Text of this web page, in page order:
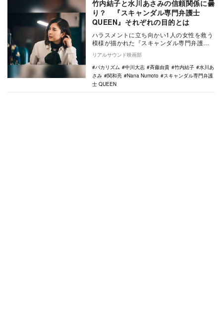
竹内結子と水川あさみの信頼関係に曇
り？ 『スキャンダル専門弁護士
QUEEN』それぞれの目的とは
ハラスメントに立ち向かい1人の女性を救う
模様が描かれた『スキャンダル専門弁護士
QUEEN』（フジテレビ系）第7話。システ
ムエン…
リアルサウンド映画部
バカリズム
中川大志 斉藤由貴 竹内結子
水川あ
さみ
関和亮 Nana Numoto
スキャンダル専門弁護
士 QUEEN